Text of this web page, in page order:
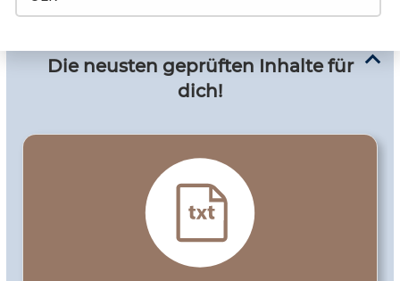
Die neusten geprüften Inhalte für
dich!